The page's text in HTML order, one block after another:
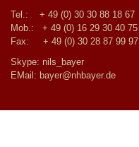
Tel.: + 49 (0) 30 30 88 18 67
Mob.: + 49 (0) 16 29 30 40 75
Fax: + 49 (0) 30 28 87 99 97
Skype: nils_bayer
EMail: bayer@nhbayer.de